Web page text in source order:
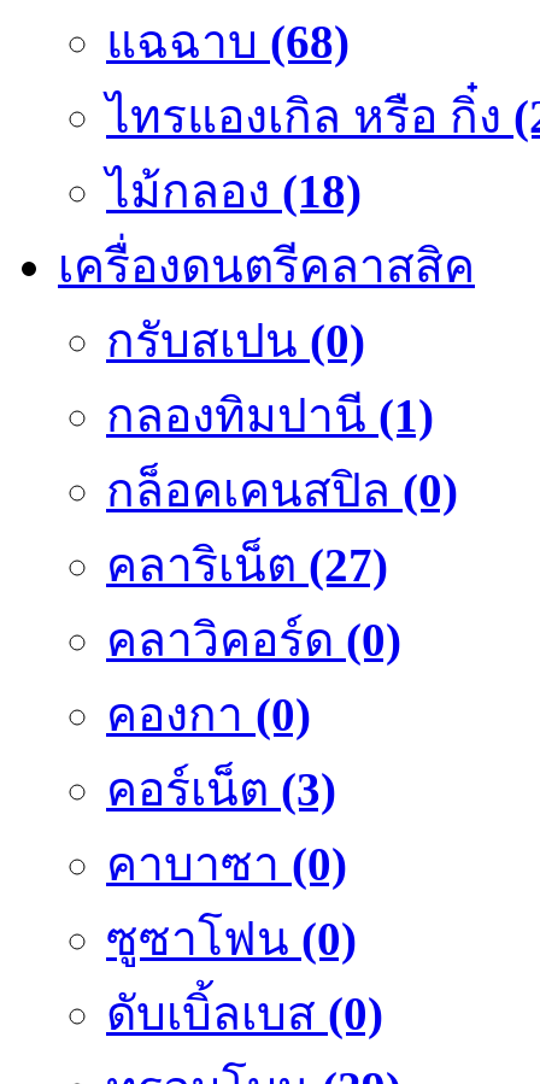
แฉฉาบ (68)
ไทรแองเกิล หรือ กิ๋ง
ไม้กลอง (18)
เครื่องดนตรีคลาสสิค
กรับสเปน (0)
กลองทิมปานี (1)
กล็อคเคนสปิล (0)
คลาริเน็ต (27)
คลาวิคอร์ด (0)
คองกา (0)
คอร์เน็ต (3)
คาบาซา (0)
ซูซาโฟน (0)
ดับเบิ้ลเบส (0)